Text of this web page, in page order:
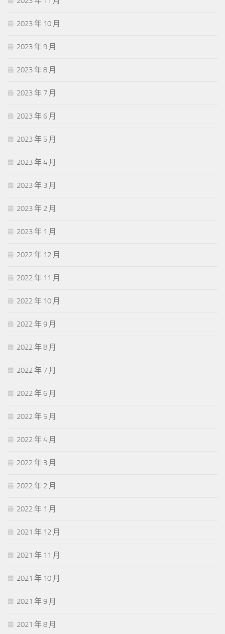
2023 年 10 月
2023 年 9 月
2023 年 8 月
2023 年 7 月
2023 年 6 月
2023 年 5 月
2023 年 4 月
2023 年 3 月
2023 年 2 月
2023 年 1 月
2022 年 12 月
2022 年 11 月
2022 年 10 月
2022 年 9 月
2022 年 8 月
2022 年 7 月
2022 年 6 月
2022 年 5 月
2022 年 4 月
2022 年 3 月
2022 年 2 月
2022 年 1 月
2021 年 12 月
2021 年 11 月
2021 年 10 月
2021 年 9 月
2021 年 8 月